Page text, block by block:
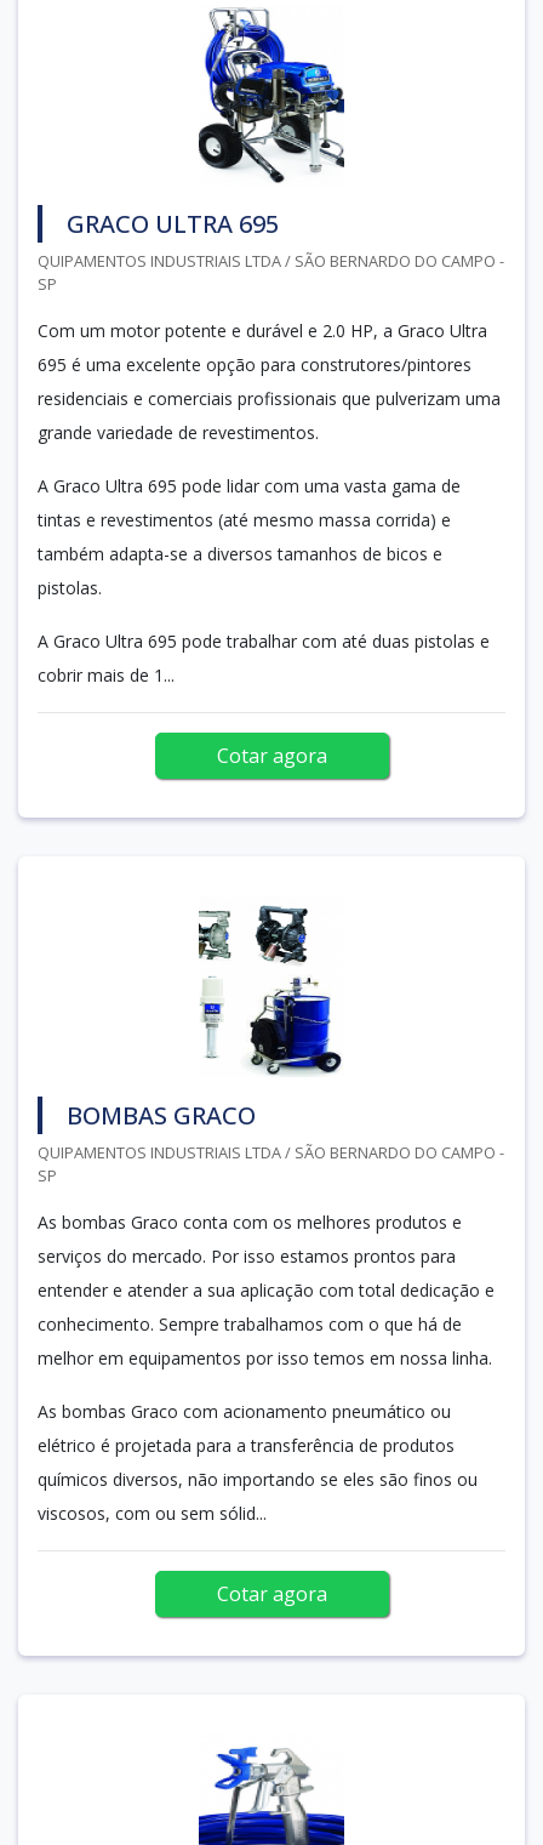
GRACO ULTRA 695
QUIPAMENTOS INDUSTRIAIS LTDA / SÃO BERNARDO DO CAMPO -
SP
Com um motor potente e durável e 2.0 HP, a Graco Ultra
695 é uma excelente opção para construtores/pintores
residenciais e comerciais profissionais que pulverizam uma
grande variedade de revestimentos.
A Graco Ultra 695 pode lidar com uma vasta gama de
tintas e revestimentos (até mesmo massa corrida) e
também adapta-se a diversos tamanhos de bicos e
pistolas.
A Graco Ultra 695 pode trabalhar com até duas pistolas e
cobrir mais de 1...
Cotar agora
BOMBAS GRACO
QUIPAMENTOS INDUSTRIAIS LTDA / SÃO BERNARDO DO CAMPO -
SP
As bombas Graco conta com os melhores produtos e
serviços do mercado. Por isso estamos prontos para
entender e atender a sua aplicação com total dedicação e
conhecimento. Sempre trabalhamos com o que há de
melhor em equipamentos por isso temos em nossa linha.
As bombas Graco com acionamento pneumático ou
elétrico é projetada para a transferência de produtos
químicos diversos, não importando se eles são finos ou
viscosos, com ou sem sólid...
Cotar agora